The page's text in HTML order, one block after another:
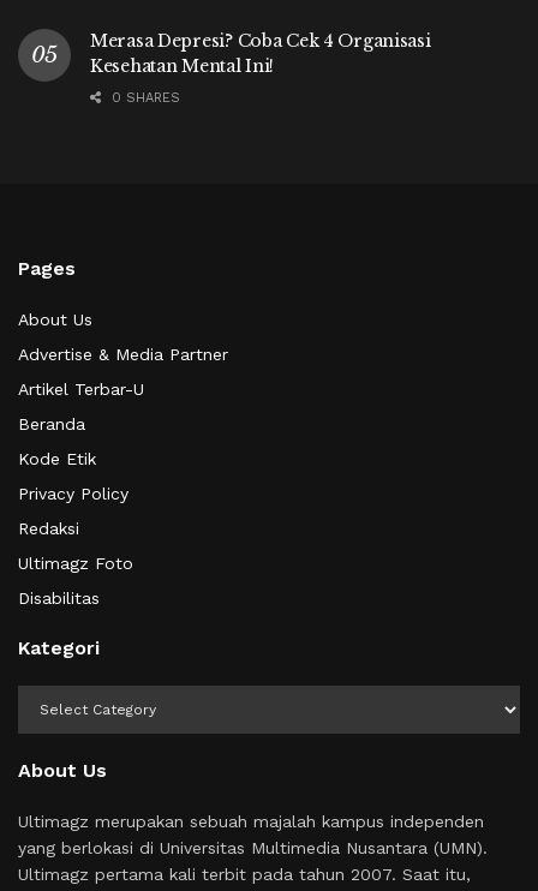
Merasa Depresi? Coba Cek 4 Organisasi
Kesehatan Mental Ini!
0 SHARES
Pages
About Us
Advertise & Media Partner
Artikel Terbar-U
Beranda
Kode Etik
Privacy Policy
Redaksi
Ultimagz Foto
Disabilitas
Kategori
About Us
Ultimagz merupakan sebuah majalah kampus independen
yang berlokasi di Universitas Multimedia Nusantara (UMN).
Ultimagz pertama kali terbit pada tahun 2007. Saat itu,